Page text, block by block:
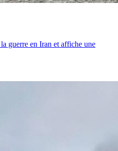
guerre en Iran et affiche une